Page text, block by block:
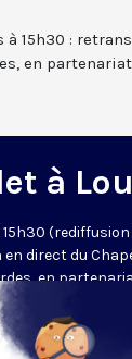
à 15h30 :
en
à
15h30
direct du
en
jour, l'une
mystères du
de